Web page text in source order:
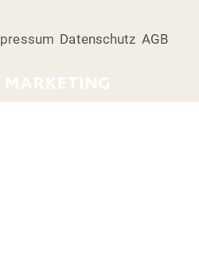
Datenschutz AGB